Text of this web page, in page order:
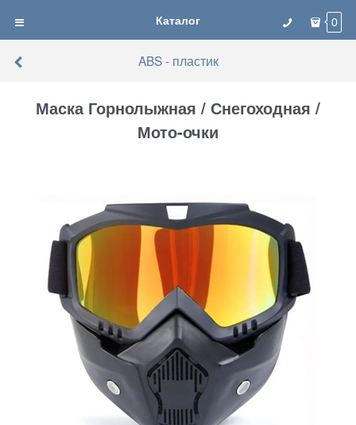
Каталог 0
ABS - пластик
Маска Горнолыжная / Снегоходная /
Мото-очки